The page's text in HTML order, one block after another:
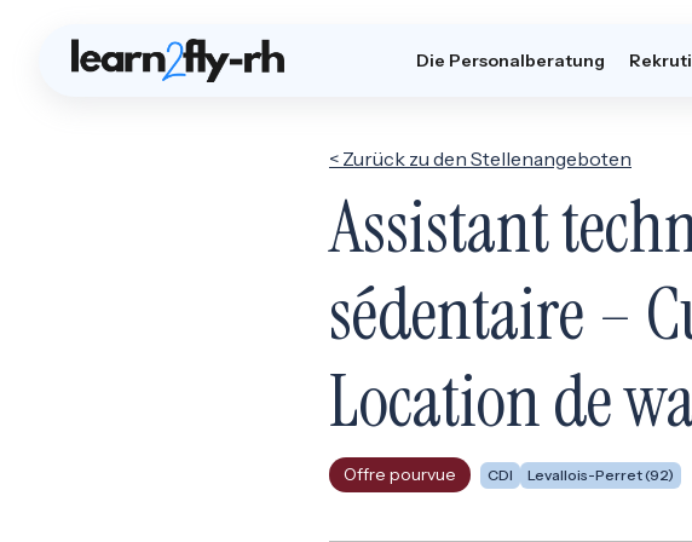
Die Personalberatung
< Zurück zu den Stellenangeboten
Assistant
sédentaire –
Location de
Offre pourvue CDI Levallois-Perret (92)